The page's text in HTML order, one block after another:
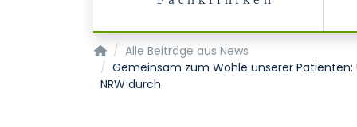
Startseite
Alle Beiträge aus News
Gemeinsam zum Wohle unserer
NRW durch